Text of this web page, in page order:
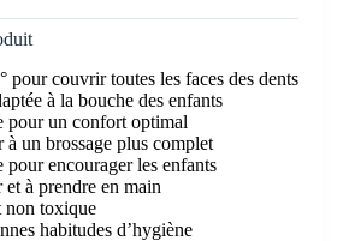
pour couvrir toutes les faces des dents
à la bouche des enfants
pour un confort optimal
à un brossage plus complet
encourager les enfants
à prendre en main
non toxique
habitudes d’hygiène